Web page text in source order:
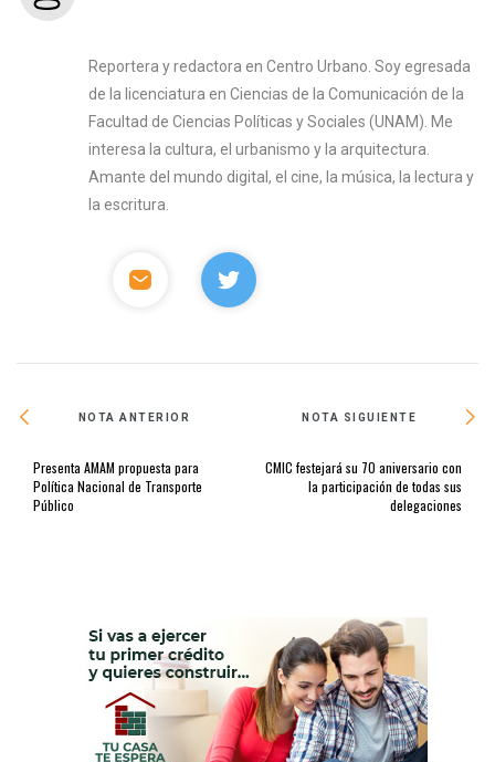
Reportera y redactora en Centro Urbano. Soy egresada
de la licenciatura en Ciencias de la Comunicación de la
Facultad de Ciencias Políticas y Sociales (UNAM). Me
interesa la cultura, el urbanismo y la arquitectura.
Amante del mundo digital, el cine, la música, la lectura y
la escritura.
NOTA ANTERIOR
Presenta AMAM propuesta para
Política Nacional de Transporte
Público
NOTA SIGUIENTE
CMIC festejará su 70 aniversario con
la participación de todas sus
delegaciones